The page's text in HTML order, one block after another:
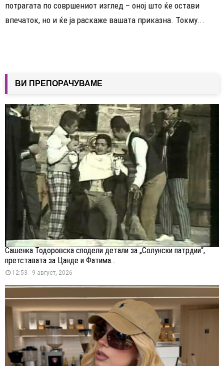
потрагата по совршениот изглед – оној што ќе остави
впечаток, но и ќе ја раскаже вашата приказна. Токму...
ВИ ПРЕПОРАЧУВАМЕ
Сашенка Тодоровска сподели детали за „Солунски патрдии“,
претставата за Цанде и Фатима...
12:53 - 9 август, 2026